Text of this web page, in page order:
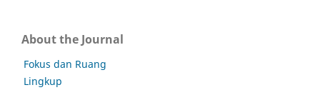
About the Journal
Fokus dan Ruang
Lingkup